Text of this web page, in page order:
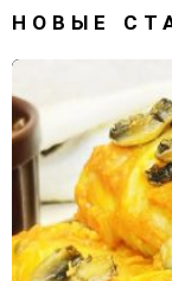
НОВЫЕ